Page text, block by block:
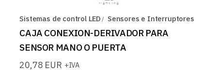
Sistemas de control LED Sensores e Interruptores
CAJA CONEXION-DERIVADOR PARA
SENSOR MANO O PUERTA
20,78 EUR +IVA